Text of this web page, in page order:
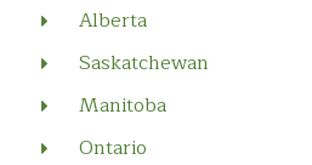
Alberta
Saskatchewan
Manitoba
Ontario